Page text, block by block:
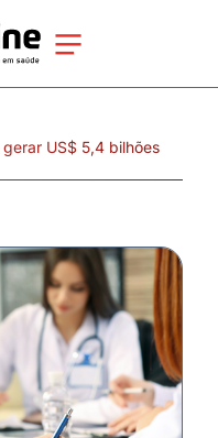
US$ 5,4 bilhões